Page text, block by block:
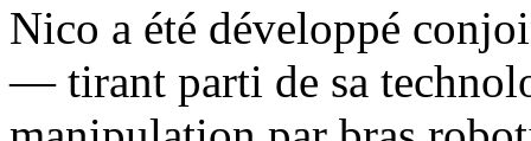
Nico a été développé
— tirant parti de sa